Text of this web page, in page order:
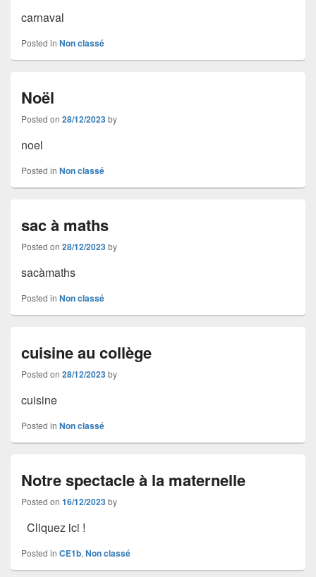
carnaval
Posted in Non classé
Noël
Posted on 28/12/2023by
noel
Posted in Non classé
sac à maths
Posted on 28/12/2023by
sacàmaths
Posted in Non classé
cuisine au collège
Posted on 28/12/2023by
cuisine
Posted in Non classé
Notre spectacle à la maternelle
Posted on 16/12/2023by
Cliquez ici !
Posted in CE1b, Non classé